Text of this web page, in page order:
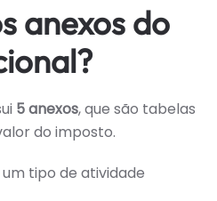
anexos do
5 anexos, que são tabelas
do imposto.
tipo de atividade